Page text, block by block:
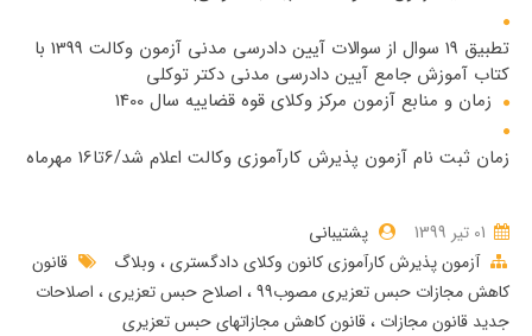
تطبیق 19 سوال از سوالات آیین دادرسی مدنی آزمون وکالت 1399 با
کتاب آموزش جامع آیین دادرسی مدنی دکتر توکلی
زمان و منابع آزمون مرکز وکلای قوه قضاییه سال 1400
زمان ثبت نام آزمون پذیرش کارآموزی وکالت اعلام شد/6تا16 مهرماه
پشتیبانی
آزمون پذیرش کارآموزی کانون وکلای دادگستری وبلاگ
قانون
کاهش مجازات حبس تعزیری مصوب99
اصلاح حبس تعزیری اصلاحات
جدید قانون مجازات قانون کاهش مجازاتهای حبس تعزیری